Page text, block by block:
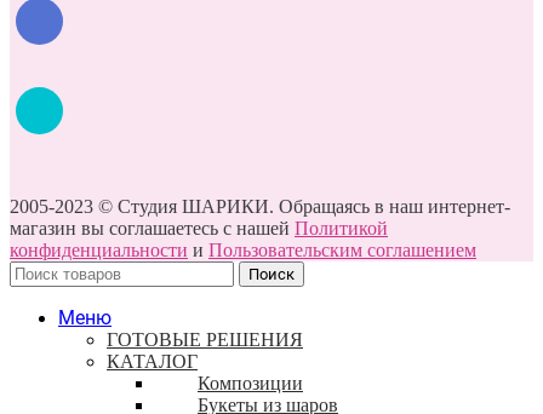
2005-2023 © Студия ШАРИКИ. Обращаясь в наш интернет-
магазин вы соглашаетесь с нашей Политикой
конфиденциальности и Пользовательским соглашением
Поиск
Меню
ГОТОВЫЕ РЕШЕНИЯ
КАТАЛОГ
Композиции
Букеты из шаров